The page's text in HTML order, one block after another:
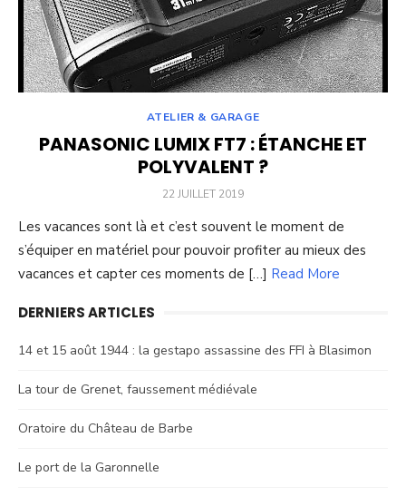
ATELIER & GARAGE
PANASONIC LUMIX FT7 : ÉTANCHE ET
POLYVALENT ?
POSTED
22 JUILLET 2019
Les vacances sont là et c’est souvent le moment de
s’équiper en matériel pour pouvoir profiter au mieux des
vacances et capter ces moments de […] Read More
DERNIERS ARTICLES
14 et 15 août 1944 : la gestapo assassine des FFI à Blasimon
La tour de Grenet, faussement médiévale
Oratoire du Château de Barbe
Le port de la Garonnelle